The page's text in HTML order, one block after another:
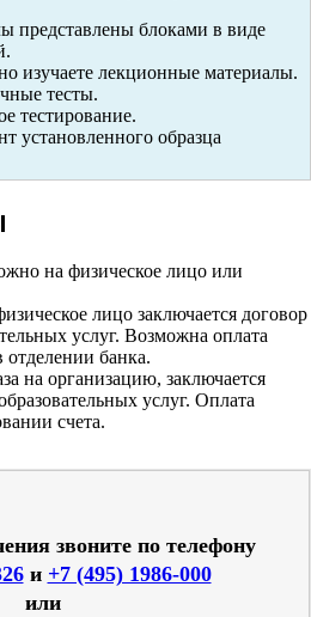
представлены блоками в виде
изучаете лекционные материалы.
тесты.
тестирование.
установленного образца
на физическое лицо или
лицо заключается договор
услуг. Возможна оплата
отделении банка.
на организацию, заключается
услуг. Оплата
счета.
звоните по телефону
и +7 (495) 1986-000
или